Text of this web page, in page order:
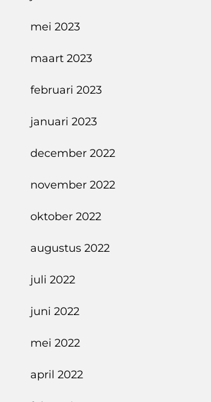
mei 2023
maart 2023
februari 2023
januari 2023
december 2022
november 2022
oktober 2022
augustus 2022
juli 2022
juni 2022
mei 2022
april 2022